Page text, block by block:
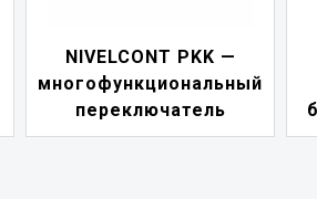
NIVELCONT PGK —
барьер искрозащиты